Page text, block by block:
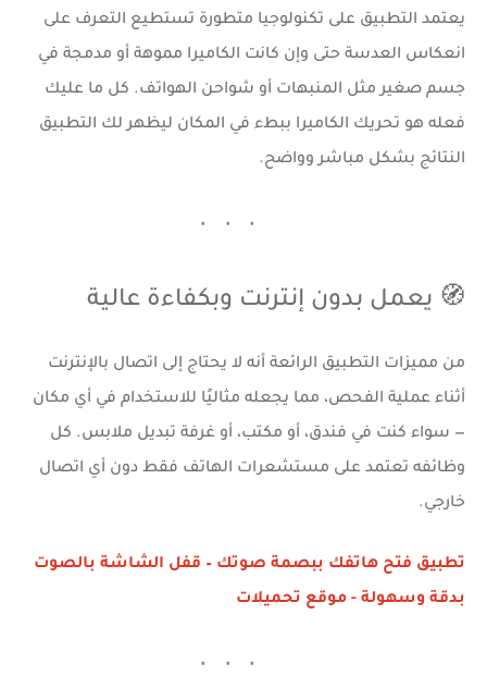
يعتمد التطبيق على تكنولوجيا متطورة تستطيع التعرف على
انعكاس العدسة حتى وإن كانت الكاميرا مموهة أو مدمجة في
جسم صغير مثل المنبهات أو شواحن الهواتف. كل ما عليك
فعله هو تحريك الكاميرا ببطء في المكان ليظهر لك التطبيق
النتائج بشكل مباشر وواضح.
🧭 يعمل بدون إنترنت وبكفاءة عالية
من مميزات التطبيق الرائعة أنه لا يحتاج إلى اتصال بالإنترنت
أثناء عملية الفحص، مما يجعله مثاليًا للاستخدام في أي مكان
— سواء كنت في فندق، أو مكتب، أو غرفة تبديل ملابس. كل
وظائفه تعتمد على مستشعرات الهاتف فقط دون أي اتصال
خارجي.
تطبيق فتح هاتفك ببصمة صوتك – قفل الشاشة بالصوت
بدقة وسهولة - موقع تحميلات